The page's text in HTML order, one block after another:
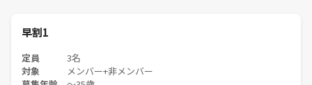
「働くことが目的になってはいけない」
会社と限られた業界の中だけで生きてきた自分にとって、世界が広がる
早割1
定員 3名
対象 メンバー+非メンバー